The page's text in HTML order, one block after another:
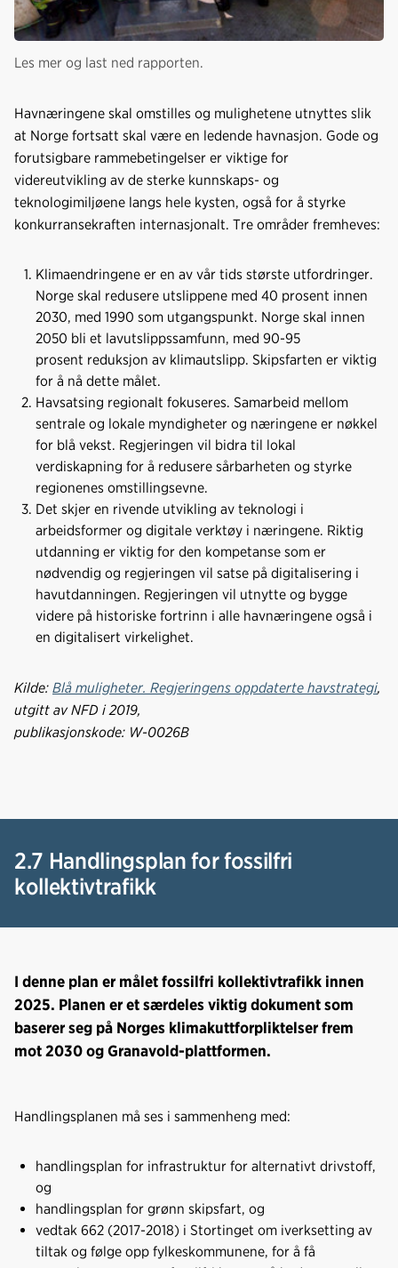
Les mer og last ned rapporten.
Havnæringene skal omstilles og mulighetene utnyttes slik
at Norge fortsatt skal være en ledende havnasjon. Gode og
forutsigbare rammebetingelser er viktige for
videreutvikling av de sterke kunnskaps- og
teknologimiljøene langs hele kysten, også for å styrke
konkurransekraften internasjonalt. Tre områder fremheves:
Klimaendringene er en av vår tids største utfordringer.
Norge skal redusere utslippene med 40 prosent innen
2030, med 1990 som utgangspunkt. Norge skal innen
2050 bli et lavutslippssamfunn, med 90-95
prosent reduksjon av klimautslipp. Skipsfarten er viktig
for å nå dette målet.
Havsatsing regionalt fokuseres. Samarbeid mellom
sentrale og lokale myndigheter og næringene er nøkkel
for blå vekst. Regjeringen vil bidra til lokal
verdiskapning for å redusere sårbarheten og styrke
regionenes omstillingsevne.
Det skjer en rivende utvikling av teknologi i
arbeidsformer og digitale verktøy i næringene. Riktig
utdanning er viktig for den kompetanse som er
nødvendig og regjeringen vil satse på digitalisering i
havutdanningen. Regjeringen vil utnytte og bygge
videre på historiske fortrinn i alle havnæringene også i
en digitalisert virkelighet.
Kilde: Blå muligheter. Regjeringens oppdaterte havstrategi,
utgitt av NFD i 2019,
publikasjonskode: W-0026B
2.7 Handlingsplan for fossilfri
kollektivtrafikk
I denne plan er målet fossilfri kollektivtrafikk innen
2025. Planen er et særdeles viktig dokument som
baserer seg på Norges klimakuttforpliktelser frem
mot 2030 og Granavold-plattformen.
Handlingsplanen må ses i sammenheng med:
handlingsplan for infrastruktur for alternativt drivstoff,
og
handlingsplan for grønn skipsfart, og
vedtak 662 (2017-2018) i Stortinget om iverksetting av
tiltak og følge opp fylkeskommunene, for å få